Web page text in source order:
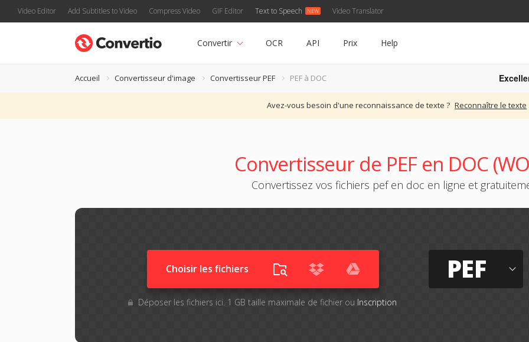
Video Editor Add Subtitles to Video Compress Video GIF Editor Text to Speech Video Translator
Convertir OCR API Prix Help
Accueil Convertisseur d'image Convertisseur PEF PEF à DOC
Avez-vous besoin d'une reconnaissance de texte ? Reconnaître le texte
Convertisseur de PEF en DOC
Convertissez vos fichiers pef en doc en ligne et
Choisir les fichiers
Déposer les fichiers ici. 1 GB taille maximale de fichier ou Inscription
PEF